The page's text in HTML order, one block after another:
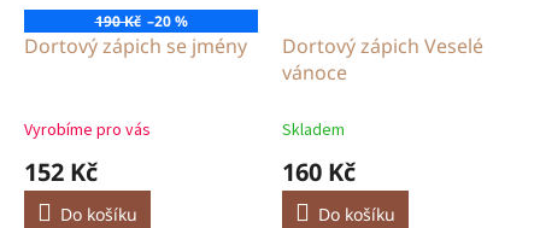
190 Kč –20 %
Dortový zápich se jmény
Vyrobíme pro vás
152 Kč
Do košíku
Dortový zápich Veselé
vánoce
Skladem
160 Kč
Do košíku